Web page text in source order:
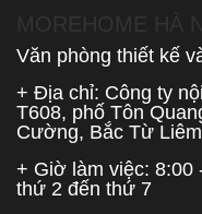
Văn phòng thiết kế
+ Địa chỉ: Công ty
T608, phố Tôn
Cường, Bắc Từ
+ Giờ làm việc: 8:00
thứ 2 đến thứ 7